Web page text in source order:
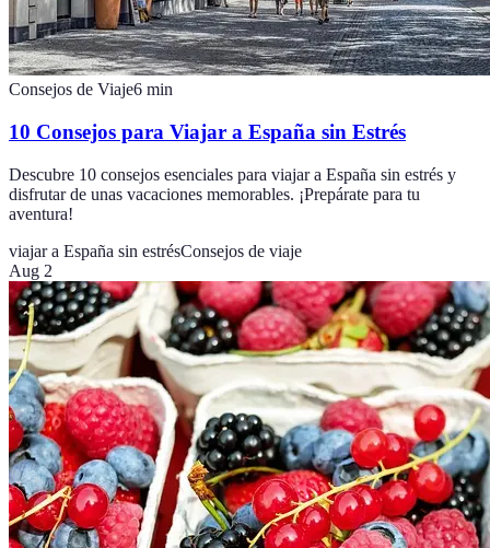
Consejos de Viaje6 min
10 Consejos para Viajar a España sin Estrés
Descubre 10 consejos esenciales para viajar a España sin estrés y
disfrutar de unas vacaciones memorables. ¡Prepárate para tu
aventura!
viajar a España sin estrésConsejos de viaje
Aug 2